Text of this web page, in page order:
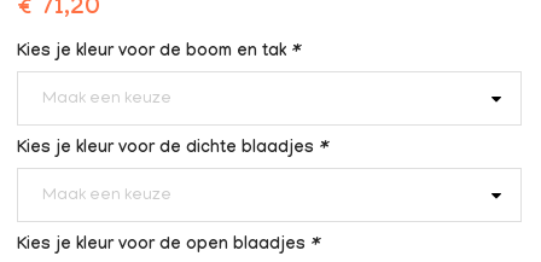
€ 71,20
Kies je kleur voor de boom en tak *
Maak een keuze
Kies je kleur voor de dichte blaadjes *
Maak een keuze
Kies je kleur voor de open blaadjes *